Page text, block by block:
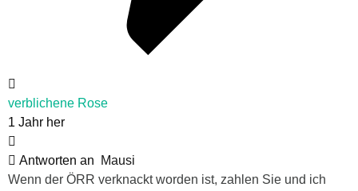
verblichene Rose
1 Jahr her
Antworten an
Mausi
Wenn der ÖRR verknackt worden ist, zahlen Sie und ich